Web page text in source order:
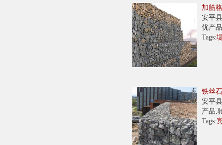
加筋
安平
优产
Tags:
铁丝
安平
产品,
Tags: